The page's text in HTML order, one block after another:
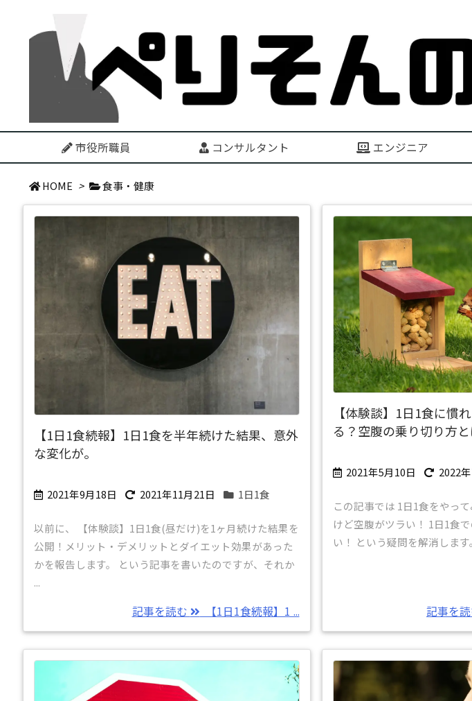
市役所職員 コンサルタント エンジニア
HOME > 食事・健康
【1日1食続報】1日1食を半年続けた結果、意外
な変化が。
2021年9月18日 2021年11月21日 1日1食
以前に、 【体験談】1日1食(昼だけ)を1ヶ月続けた結果を
公開！メリット・デメリットとダイエット効果があった
かを報告します。 という記事を書いたのですが、それか
...
記事を読む 【1日1食続報】1 ...
【体験談】1日1食に慣
る？空腹の乗り切り方と
2021年5月10日 2022
この記事では 1日1食をやっ
けど空腹がツラい！ 1日1食
い！ という疑問を解消しま
記事を